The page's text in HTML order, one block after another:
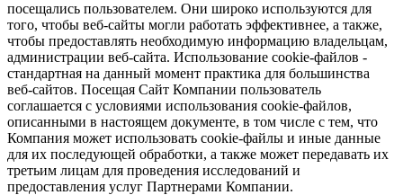
посещались пользователем. Они широко используются для
того, чтобы веб-сайты могли работать эффективнее, а также,
чтобы предоставлять необходимую информацию владельцам,
администрации веб-сайта. Использование cookie-файлов -
стандартная на данный момент практика для большинства
веб-сайтов. Посещая Сайт Компании пользователь
соглашается с условиями использования cookie-файлов,
описанными в настоящем документе, в том числе с тем, что
Компания может использовать cookie-файлы и иные данные
для их последующей обработки, а также может передавать их
третьим лицам для проведения исследований и
предоставления услуг Партнерами Компании.